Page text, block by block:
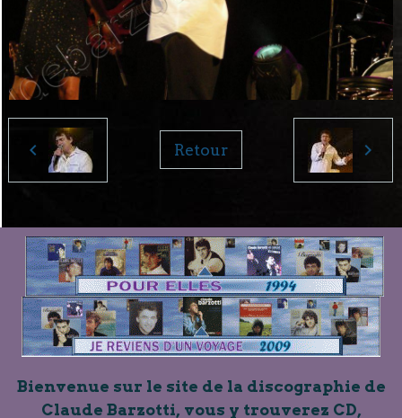
Retour
Bienvenue sur le site de la discographie de
Claude Barzotti, vous y trouverez CD,